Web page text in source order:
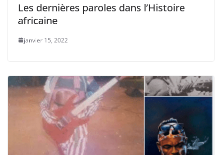
Les dernières paroles dans l’Histoire
africaine
janvier 15, 2022